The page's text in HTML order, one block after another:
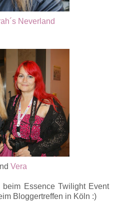
Neverland
Vera
Essence Twilight Event
Bloggertreffen in Köln :)